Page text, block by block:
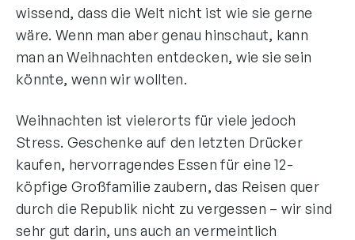
wissend, dass die Welt nicht ist wie sie gerne
wäre. Wenn man aber genau hinschaut, kann
man an Weihnachten entdecken, wie sie sein
könnte, wenn wir wollten.
Weihnachten ist vielerorts für viele jedoch
Stress. Geschenke auf den letzten Drücker
kaufen, hervorragendes Essen für eine 12-
köpfige Großfamilie zaubern, das Reisen quer
durch die Republik nicht zu vergessen – wir sind
sehr gut darin, uns auch an vermeintlich